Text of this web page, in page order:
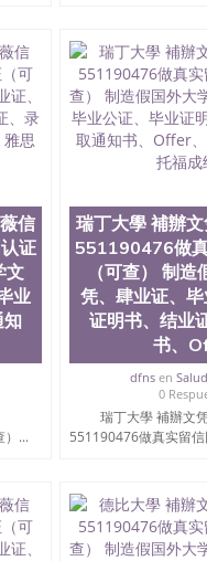
University）圣何塞
University）圣何塞州
State University）圣何塞
State University）澳
绩单购买学位证书/澳洲
澳洲读书
录取通知书、Offer、在读
信
证
文
业
）...
瑞丁大學 補辦
551190476做
（可查） 制
凭、肆业证、
证明书、结业
书、
dfnsen
0
瑞丁大學 補辦文
551190476做真实留